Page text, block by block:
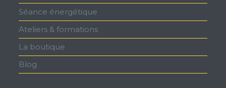
Séance énergétique
Ateliers & formations
La boutique
Blog